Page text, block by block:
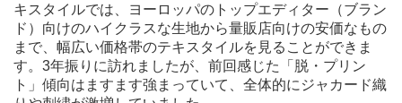
キスタイルでは、ヨーロッパのトップエディター（ブラン
ド）向けのハイクラスな生地から量販店向けの安価なもの
まで、幅広い価格帯のテキスタイルを見ることができま
す。3年振りに訪れましたが、前回感じた「脱・プリン
ト」傾向はますます強まっていて、全体的にジャカード織